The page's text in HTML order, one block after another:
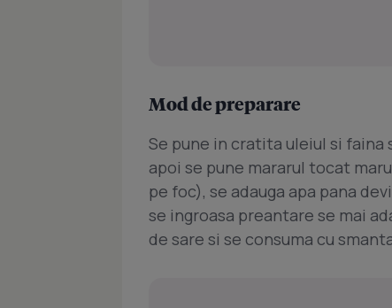
Mod de preparare
Se pune in cratita uleiul si faina
apoi se pune mararul tocat
pe foc), se adauga apa pana
se ingroasa preantare se mai
de sare si se consuma cu